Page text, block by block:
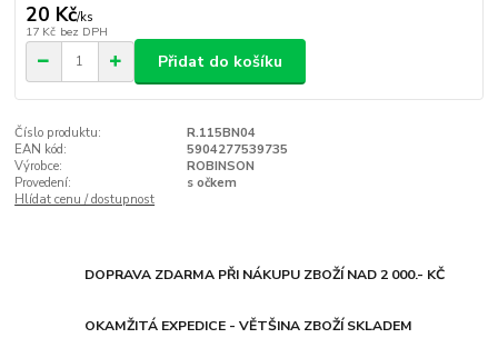
20 Kč/ks
17 Kč bez DPH
Přidat do košíku
Číslo produktu:
R.115BN04
EAN kód:
5904277539735
Výrobce:
ROBINSON
Provedení:
s očkem
Hlídat cenu / dostupnost
DOPRAVA ZDARMA PŘI NÁKUPU ZBOŽÍ NAD 2 000.- KČ
OKAMŽITÁ EXPEDICE - VĚTŠINA ZBOŽÍ SKLADEM